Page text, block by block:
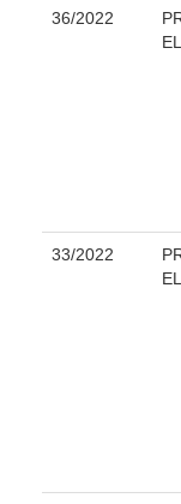
Glossário
36/2022
33/2022